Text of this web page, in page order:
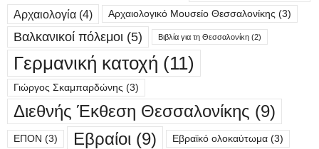
Αρχαιολογία (4) Αρχαιολογικό Μουσείο Θεσσαλονίκης (3)
Βαλκανικοί πόλεμοι (5) Βιβλία για τη Θεσσαλονίκη (2)
Γερμανική κατοχή (11)
Γιώργος Σκαμπαρδώνης (3)
Διεθνής Έκθεση Θεσσαλονίκης (9)
ΕΠΟΝ (3) Εβραίοι (9) Εβραϊκό ολοκαύτωμα (3)